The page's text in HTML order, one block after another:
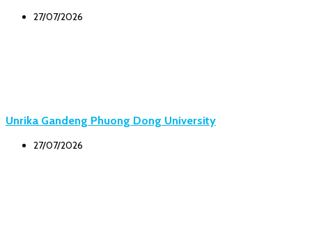
27/07/2026
Unrika Gandeng Phuong Dong University
27/07/2026